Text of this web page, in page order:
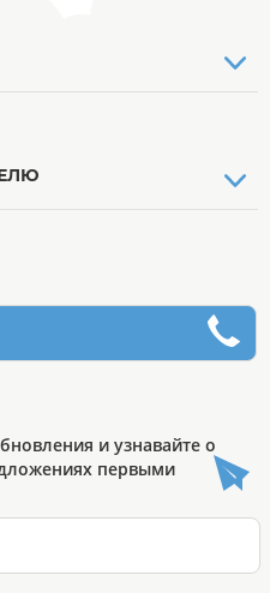
и узнавайте о
первыми